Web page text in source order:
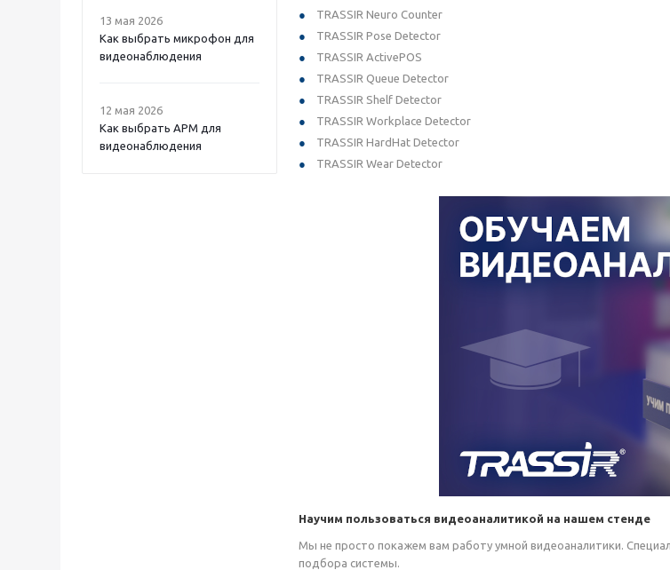
13 мая 2026
Как выбрать микрофон для
видеонаблюдения
12 мая 2026
Как выбрать APM для
видеонаблюдения
TRASSIR Neuro Counter
TRASSIR Pose Detector
TRASSIR ActivePOS
TRASSIR Queue Detector
TRASSIR Shelf Detector
TRASSIR Workplace Detector
TRASSIR HardHat Detector
TRASSIR Wear Detector
Научим пользоваться видеоаналитикой на нашем стенде
Мы не просто покажем вам работу умной видеоаналитики.
подбора системы.